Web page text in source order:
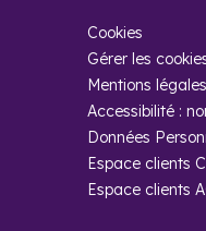
Quelle est la
Vanves compte environ 28
équilibrée et fait des
Pourquoi acheter
Cookies
Gérer les
Mentions légales
Accessibilité :
Données
Espace clients
Espace clients